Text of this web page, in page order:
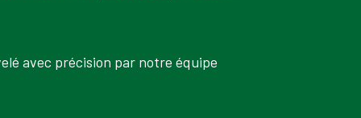
avec précision par notre équipe